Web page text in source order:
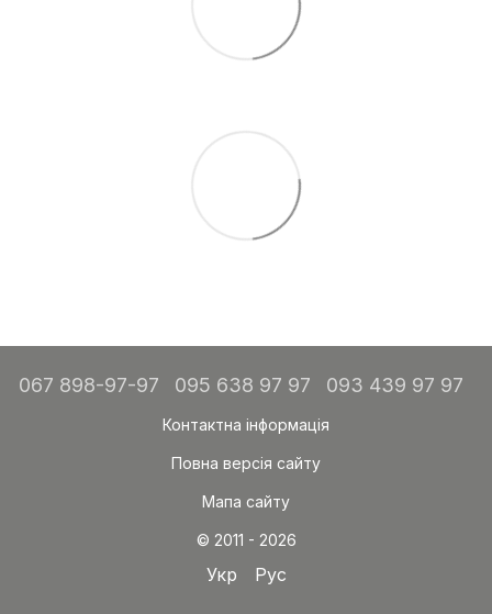
067 898-97-97 095 638 97 97 093 439 97 97
Контактна інформація
Повна версія сайту
Мапа сайту
© 2011 - 2026
Укр Рус